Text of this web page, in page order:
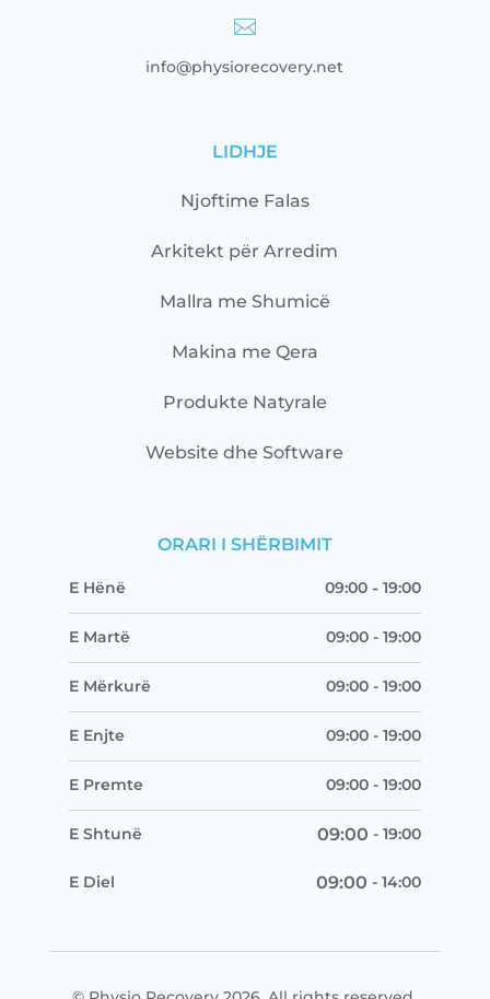

info@physiorecovery.net
LIDHJE
Njoftime Falas
Arkitekt për Arredim
Mallra me Shumicë
Makina me Qera
Produkte Natyrale
Website dhe Software
ORARI I SHËRBIMIT
E Hënë 09:00 - 19:00
E Martë 09:00 - 19:00
E Mërkurë 09:00 - 19:00
E Enjte 09:00 - 19:00
E Premte 09:00 - 19:00
E Shtunë 09:00 - 19:00
E Diel 09:00 - 14:00